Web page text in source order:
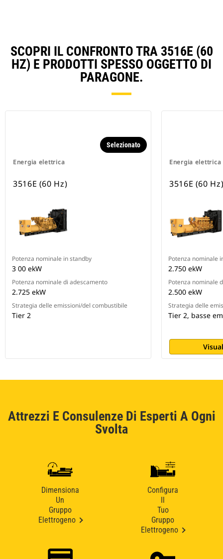
SCOPRI IL CONFRONTO TRA 3516E (60
HZ) E PRODOTTI SPESSO OGGETTO DI
PARAGONE.
Energia elettrica
Selezionato
3516E (60 Hz)
Potenza nominale in standby
3 00 ekW
Potenza nominale di adescamento
2.725 ekW
Strategia delle emissioni/del combustibile
Tier 2
Energia elettrica
3516E (60
Potenza nominale
2.750 ekW
Potenza nominale
2.500 ekW
Strategia delle
Tier 2, basse
Attrezzi E Consulenze Di Esperti A Ogni
Svolta
Dimensiona
Un
Gruppo
Elettrogeno
Configura
Tuo
Gruppo
Elettrogeno